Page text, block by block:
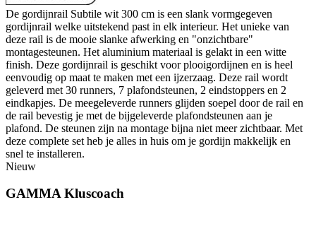
De gordijnrail Subtile wit 300 cm is een slank vormgegeven
gordijnrail welke uitstekend past in elk interieur. Het unieke van
deze rail is de mooie slanke afwerking en "onzichtbare"
montagesteunen. Het aluminium materiaal is gelakt in een witte
finish. Deze gordijnrail is geschikt voor plooigordijnen en is heel
eenvoudig op maat te maken met een ijzerzaag. Deze rail wordt
geleverd met 30 runners, 7 plafondsteunen, 2 eindstoppers en 2
eindkapjes. De meegeleverde runners glijden soepel door de rail en
de rail bevestig je met de bijgeleverde plafondsteunen aan je
plafond. De steunen zijn na montage bijna niet meer zichtbaar. Met
deze complete set heb je alles in huis om je gordijn makkelijk en
snel te installeren.
Nieuw
GAMMA Kluscoach